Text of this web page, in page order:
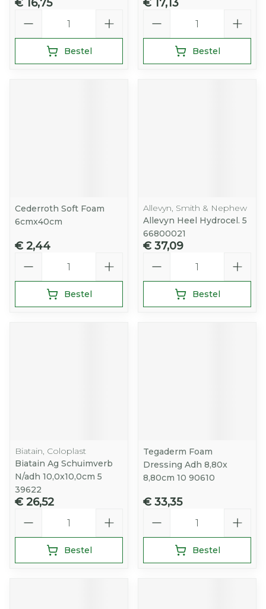
€ 16,75
Bestel
€ 17,13
Bestel
Cederroth Soft Foam
6cmx40cm
€ 2,44
Bestel
Allevyn, Smith & Nephew
Allevyn Heel Hydrocel. 5
66800021
€ 37,09
Bestel
Biatain, Coloplast
Biatain Ag Schuimverb
N/adh 10,0x10,0cm 5
39622
€ 26,52
Bestel
Tegaderm Foam
Dressing Adh 8,80x
8,80cm 10 90610
€ 33,35
Bestel